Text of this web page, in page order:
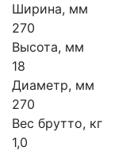
Ширина, мм
270
Высота, мм
18
Диаметр, мм
270
Вес брутто, кг
1,0